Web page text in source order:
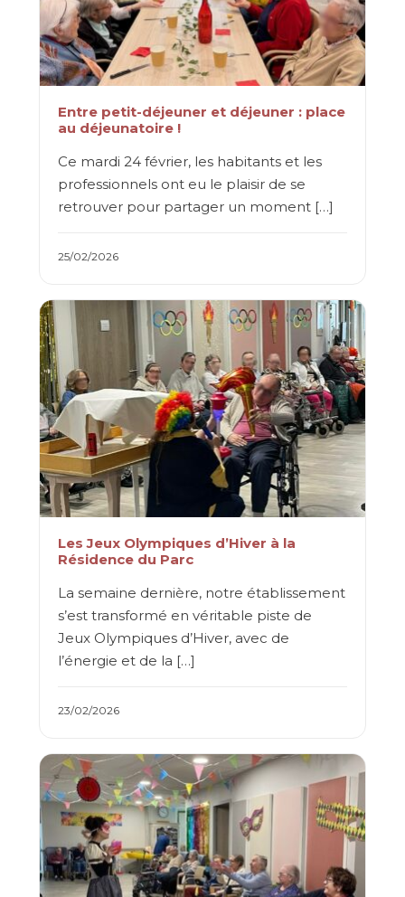
Entre petit-déjeuner et déjeuner : place
au déjeunatoire !
Ce mardi 24 février, les habitants et les
professionnels ont eu le plaisir de se
retrouver pour partager un moment […]
25/02/2026
Les Jeux Olympiques d’Hiver à la
Résidence du Parc
La semaine dernière, notre établissement
s’est transformé en véritable piste de
Jeux Olympiques d’Hiver, avec de
l’énergie et de la […]
23/02/2026